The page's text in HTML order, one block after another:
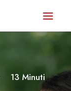
13 Minuti